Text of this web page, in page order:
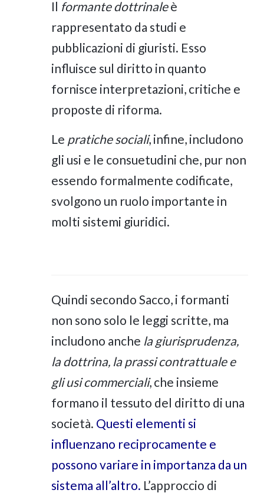
Il formante dottrinaleè
rappresentato da studi e
pubblicazioni di giuristi. Esso
influisce sul diritto in quanto
fornisce interpretazioni, critiche e
proposte di riforma.
Le pratiche sociali, infine, includono
gli usi e le consuetudini che, pur non
essendo formalmente codificate,
svolgono un ruolo importante in
molti sistemi giuridici.
Quindi secondo Sacco, i formanti
non sono solo le leggi scritte, ma
includono anche la giurisprudenza,
la dottrina, la prassi contrattuale e
gli usi commerciali, che insieme
formano il tessuto del diritto di una
società. Questi elementi si
influenzano reciprocamente e
possono variare in importanza da un
sistema all’altro. L’approccio di